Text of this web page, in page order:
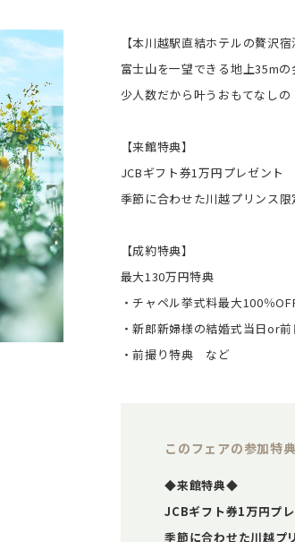
【本川越駅直結ホテルの贅沢
富士山を一望できる地上35m
少人数だから叶うおもてなしの
【来館特典】
JCBギフト券1万円プレゼント
季節に合わせた川越プリンス
【成約特典】
最大130万円特典
・チャペル挙式料最大100％
・新郎新婦様の結婚式当日or
・前撮り特典 など
このフェアの参加特典
◆来館特典◆
JCBギフト券1万円プ
季節に合わせた川越プ